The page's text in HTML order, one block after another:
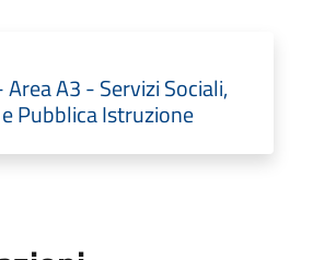
A3 - Servizi Sociali,
Pubblica Istruzione